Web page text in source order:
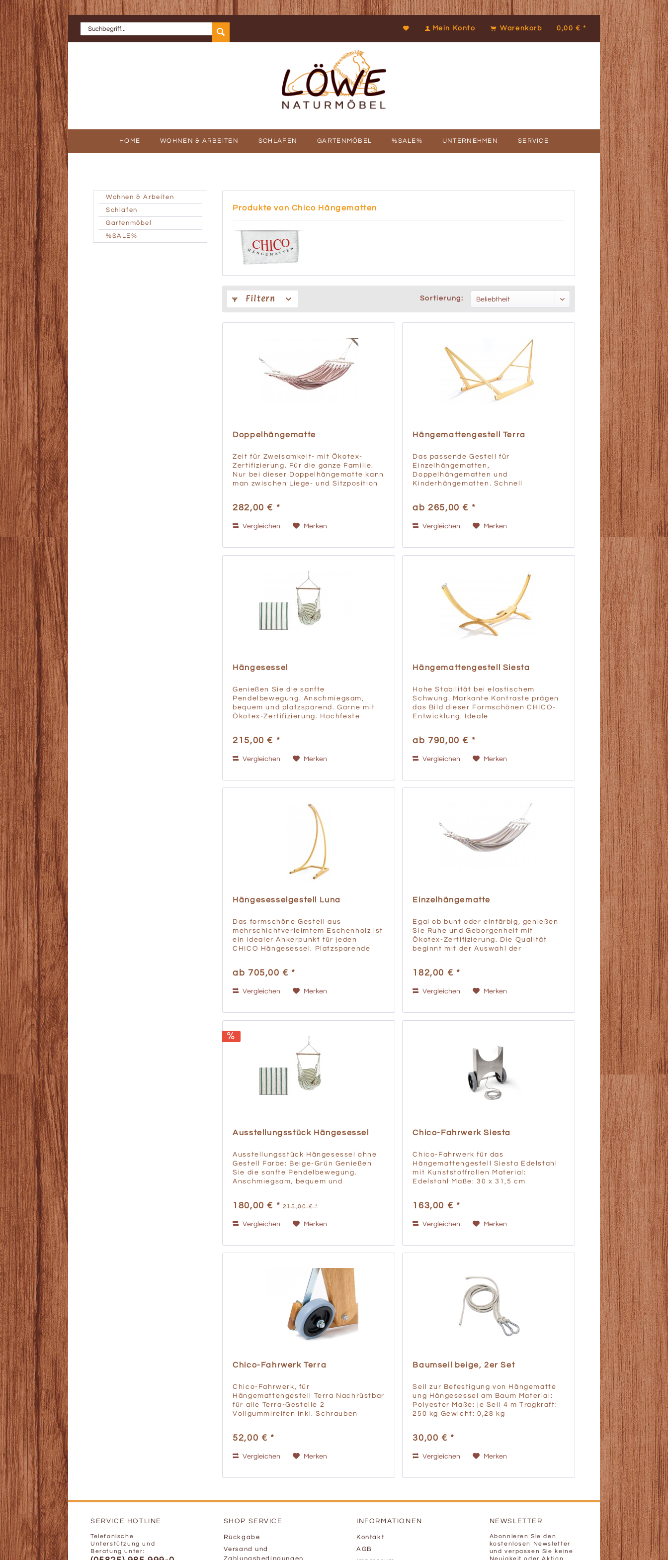
Mein Konto Warenkorb 0,00 € *
HOME WOHNEN & ARBEITEN SCHLAFEN GARTENMÖBEL %SALE% UNTERNEHMEN SERVICE
Wohnen & Arbeiten
Schlafen
Gartenmöbel
%SALE%
Produkte von Chico Hängematten
Filtern Sortierung:
Doppelhängematte
Zeit für Zweisamkeit- mit Ökotex-
Zertifizierung. Für die ganze Familie.
Nur bei dieser Doppelhängematte kann
man zwischen Liege- und Sitzposition
Die Qualität...
282,00 € *
Vergleichen Merken
Hängemattengestell Terra
Das passende Gestell für
Einzelhängematten,
Doppelhängematten und
Kinderhängematten. Schnell
PEFC-Zertifizierung! Klappbar Kleinste
beim...
ab 265,00 € *
Vergleichen Merken
Hängesessel
Genießen Sie die sanfte
Pendelbewegung. Anschmiegsam,
bequem und platzsparend. Garne mit
Ökotex-Zertifizierung. Hochfeste
einem Chico-Hängesessel kann man
215,00 € *
Vergleichen Merken
Hängemattengestell Siesta
Hohe Stabilität bei elastischem
Schwung. Markante Kontraste prägen
das Bild dieser Formschönen CHICO-
Entwicklung. Ideale
Gleichgewicht zeichnen das
ab 790,00 € *
Vergleichen Merken
Hängesesselgestell Luna
Das formschöne Gestell aus
mehrschichtverleimtem Eschenholz ist
ein idealer Ankerpunkt für jeden
CHICO Hängesessel. Platzsparende
schichtverleimt Heimisches
ab 705,00 € *
Vergleichen Merken
Einzelhängematte
Egal ob bunt oder einfärbig, genießen
Sie Ruhe und Geborgenheit mit
Ökotex-Zertifizierung. Die Qualität
beginnt mit der Auswahl der
Garne werden mit selbstgebauten...
182,00 € *
Vergleichen Merken
Ausstellungsstück Hängesessel
Ausstellungsstück Hängesessel ohne
Gestell Farbe: Beige-Grün Genießen
Sie die sanfte Pendelbewegung.
Anschmiegsam, bequem und
lang andauernde Belastung geeignet...
180,00 € * 215,00 € *
Vergleichen Merken
Chico-Fahrwerk Siesta
Chico-Fahrwerk für das
Hängemattengestell Siesta Edelstahl
mit Kunststoffrollen Material:
Edelstahl Maße: 30 x 31,5 cm
163,00 € *
Vergleichen Merken
Chico-Fahrwerk Terra
Chico-Fahrwerk, für
Hängemattengestell Terra Nachrüstbar
für alle Terra-Gestelle 2
Vollgummireifen inkl. Schrauben
12,5 x 3,2 cm Tragkraft: 250 kg
52,00 € *
Vergleichen Merken
Baumseil beige, 2er Set
Seil zur Befestigung von Hängematte
ung Hängesessel am Baum Material:
Polyester Maße: je Seil 4 m Tragkraft:
250 kg Gewicht: 0,28 kg
30,00 € *
Vergleichen Merken
SERVICE HOTLINE
Telefonische
Unterstützung und
Beratung unter:
SHOP SERVICE
Rückgabe
Versand und
INFORMATIONEN
Kontakt
AGB
NEWSLETTER
Abonnieren Sie den
kostenlosen Newsletter
und verpassen Sie keine